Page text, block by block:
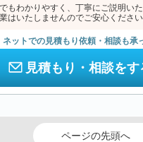
もわかりやすく、丁寧にご説明い
はいたしませんのでご安心ください
ネットでの見積もり依頼・相談も承
見積もり・相談をす
ページの先頭へ